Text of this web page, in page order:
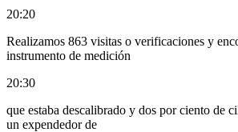
20:20
Realizamos 863 visitas o verificaciones y
instrumento de medición
20:30
que estaba descalibrado y dos por ciento de
un expendedor de